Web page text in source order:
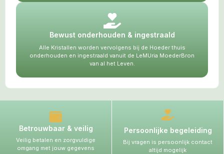
Bewust onderhouden & ingestraald
Alle Kristallen worden vervolgens bij de Hoeder thuis
onderhouden en ingestraald vanuit de LeMUria MoederBron
van al het Leven.
Betrouwbaar & veilig
Veilig betalen en zorgvuldige
omgang met jouw gegevens
Persoonlijke begeleiding
Bij vragen is persoonlijk contact
altijd mogelijk